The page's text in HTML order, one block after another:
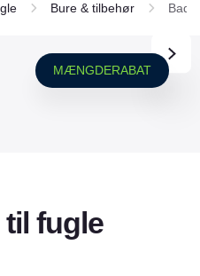
Bure & tilbehør Bad
MÆNGDERABAT
fugle